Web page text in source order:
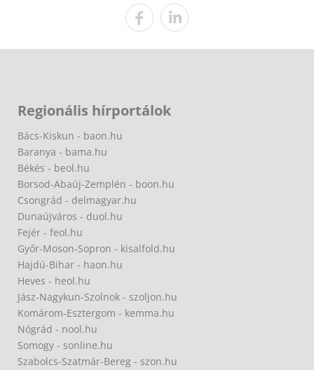
Regionális hírportálok
Bács-Kiskun - baon.hu
Baranya - bama.hu
Békés - beol.hu
Borsod-Abaúj-Zemplén - boon.hu
Csongrád - delmagyar.hu
Dunaújváros - duol.hu
Fejér - feol.hu
Győr-Moson-Sopron - kisalfold.hu
Hajdú-Bihar - haon.hu
Heves - heol.hu
Jász-Nagykun-Szolnok - szoljon.hu
Komárom-Esztergom - kemma.hu
Nógrád - nool.hu
Somogy - sonline.hu
Szabolcs-Szatmár-Bereg - szon.hu